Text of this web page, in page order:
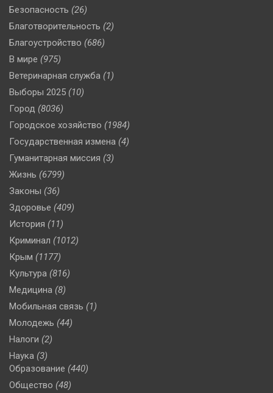
Безопасность (26)
Благотворительность (2)
Благоустройство (686)
В мире (975)
Ветеринарная служба (1)
Выборы 2025 (10)
Город (8036)
Городское хозяйство (1984)
Государственная измена (4)
Гуманитарная миссия (3)
Жизнь (6799)
Законы (36)
Здоровье (409)
История (11)
Криминал (1012)
Крым (1177)
Культура (816)
Медицина (8)
Мобильная связь (1)
Молодежь (44)
Налоги (2)
Наука (3)
Образование (440)
Общество (48)